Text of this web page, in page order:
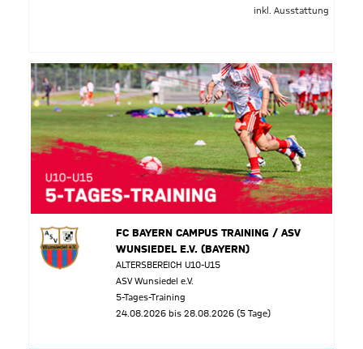
inkl. Ausstattung
FC BAYERN CAMPUS TRAINING / ASV
WUNSIEDEL E.V. (BAYERN)
ALTERSBEREICH U10-U15
ASV Wunsiedel e.V.
5-Tages-Training
24.08.2026 bis 28.08.2026 (5 Tage)